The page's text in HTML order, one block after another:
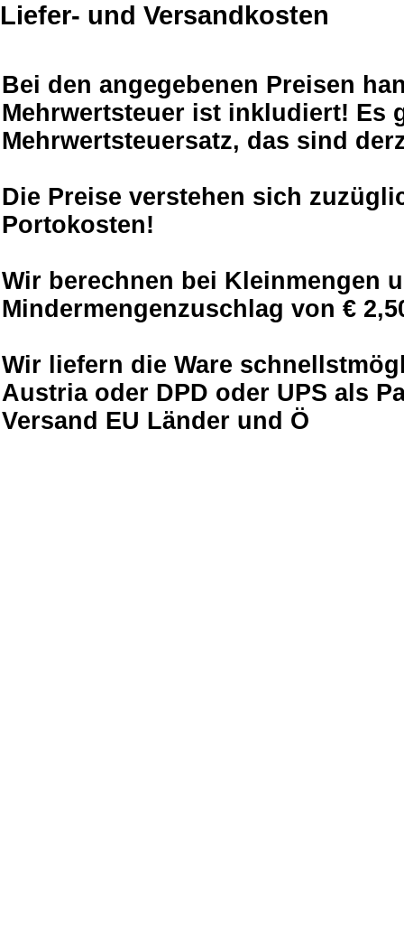
Liefer- und Versandkosten
Bei den angegebenen Preisen
Mehrwertsteuer ist inkludiert! Es
Mehrwertsteuersatz, das sind
Die Preise verstehen sich
Portokosten!
Wir berechnen bei Kleinmengen
Mindermengenzuschlag von €
Wir liefern die Ware
Austria oder DPD oder UPS als
Versand EU Länder und Ö